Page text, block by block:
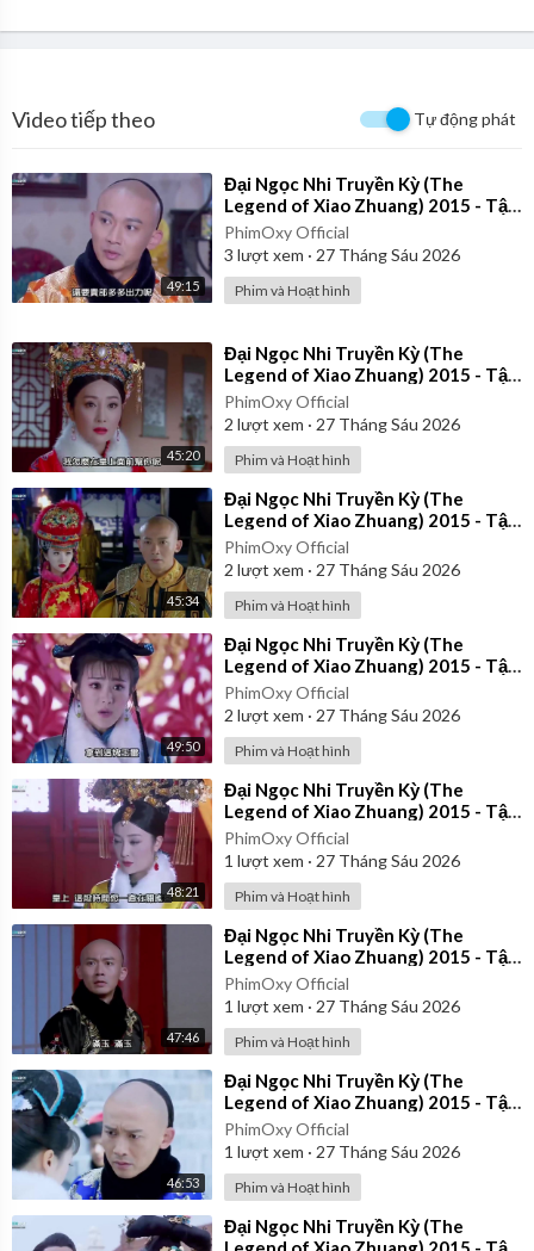
Video tiếp theo Tự động phát
49:15
⁣Đại Ngọc Nhi Truyền Kỳ (The
Legend of Xiao Zhuang) 2015 - Tập
39 | Lồng Tiếng
PhimOxy Official
3 lượt xem · 27 Tháng Sáu 2026
Phim và Hoạt hình
45:20
⁣Đại Ngọc Nhi Truyền Kỳ (The
Legend of Xiao Zhuang) 2015 - Tập
32 | Lồng Tiếng
PhimOxy Official
2 lượt xem · 27 Tháng Sáu 2026
Phim và Hoạt hình
45:34
⁣Đại Ngọc Nhi Truyền Kỳ (The
Legend of Xiao Zhuang) 2015 - Tập
21 | Lồng Tiếng
PhimOxy Official
2 lượt xem · 27 Tháng Sáu 2026
Phim và Hoạt hình
49:50
⁣Đại Ngọc Nhi Truyền Kỳ (The
Legend of Xiao Zhuang) 2015 - Tập
24 | Lồng Tiếng
PhimOxy Official
2 lượt xem · 27 Tháng Sáu 2026
Phim và Hoạt hình
48:21
⁣Đại Ngọc Nhi Truyền Kỳ (The
Legend of Xiao Zhuang) 2015 - Tập
35 | Lồng Tiếng
PhimOxy Official
1 lượt xem · 27 Tháng Sáu 2026
Phim và Hoạt hình
47:46
⁣Đại Ngọc Nhi Truyền Kỳ (The
Legend of Xiao Zhuang) 2015 - Tập
33 | Lồng Tiếng
PhimOxy Official
1 lượt xem · 27 Tháng Sáu 2026
Phim và Hoạt hình
46:53
⁣Đại Ngọc Nhi Truyền Kỳ (The
Legend of Xiao Zhuang) 2015 - Tập
22 | Lồng Tiếng
PhimOxy Official
1 lượt xem · 27 Tháng Sáu 2026
Phim và Hoạt hình
⁣Đại Ngọc Nhi Truyền Kỳ (The